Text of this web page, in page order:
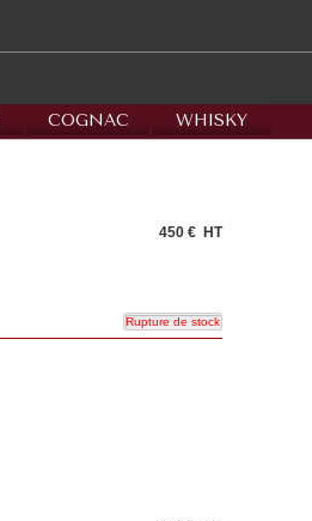
COGNAC WHISKY
HT
450 €